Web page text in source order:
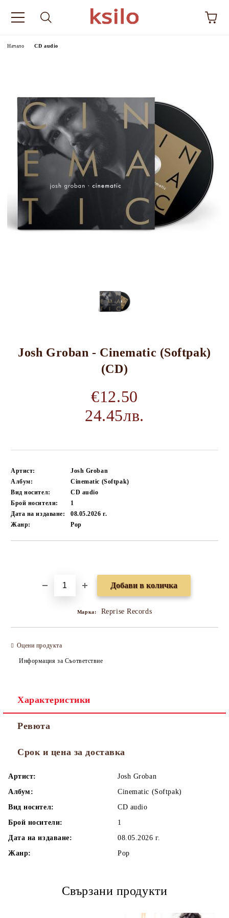
Начало CD audio
Josh Groban - Cinematic (Softpak)
(CD)
€12.50
24.45лв.
Артист:
Josh Groban
Албум:
Cinematic (Softpak)
Вид носител:
CD audio
Брой носители:
1
Дата на издаване:
08.05.2026 г.
Жанр:
Pop
Марка: Reprise Records
Оцени продукта
Информация за Съответствие
Характеристики
Ревюта
Срок и цена за доставка
Артист:
Josh Groban
Албум:
Cinematic (Softpak)
Вид носител:
CD audio
Брой носители:
1
Дата на издаване:
08.05.2026 г.
Жанр:
Pop
Свързани продукти